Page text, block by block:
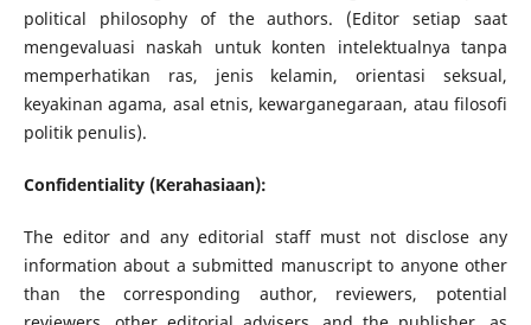
political philosophy of the authors. (Editor setiap saat
mengevaluasi naskah untuk konten intelektualnya tanpa
memperhatikan ras, jenis kelamin, orientasi seksual,
keyakinan agama, asal etnis, kewarganegaraan, atau filosofi
politik penulis).
Confidentiality (Kerahasiaan):
The editor and any editorial staff must not disclose any
information about a submitted manuscript to anyone other
than the corresponding author, reviewers, potential